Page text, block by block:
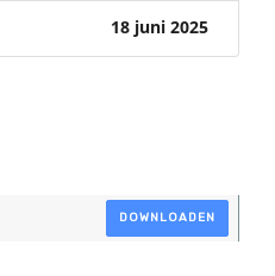
18 juni 2025
DOWNLOADEN